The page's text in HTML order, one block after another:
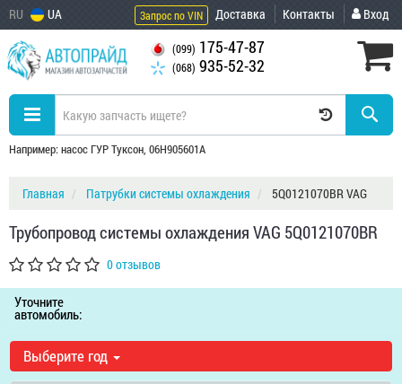
RU UA Запрос по VIN Доставка Контакты Вход
(099) 175-47-87
(068) 935-52-32
Например: насос ГУР Туксон, 06H905601A
Главная Патрубки системы охлаждения 5Q0121070BR VAG
Трубопровод системы охлаждения VAG 5Q0121070BR
0 отзывов
Уточните
автомобиль:
Выберите год